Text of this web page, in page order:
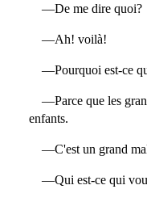
—De me dire quoi?
—Ah! voilà!
—Pourquoi est-ce
—Parce que les
enfants.
—C'est un grand
—Qui est-ce qui